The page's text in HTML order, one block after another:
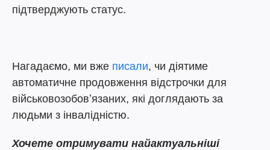
підтверджують статус.
Нагадаємо, ми вже писали, чи діятиме
автоматичне продовження відстрочки для
військовозобовʼязаних, які доглядають за
людьми з інвалідністю.
Хочете отримувати найактуальніші